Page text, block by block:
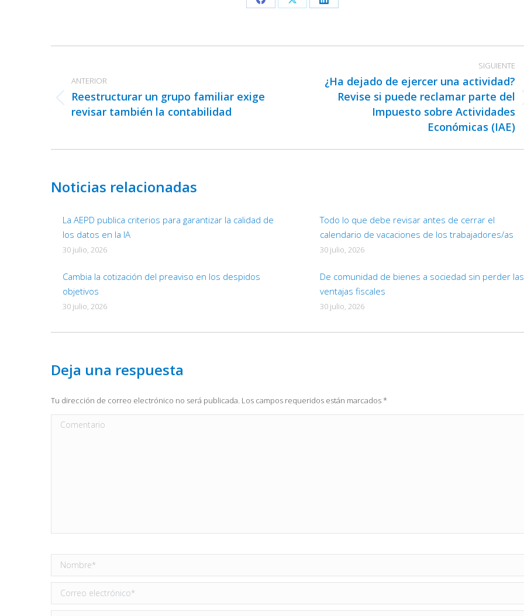
Share
Facebook
Share
X
Share
LinkedIn
entre
publicaciones
ANTERIOR
Publicación
anterior:
Reestructurar un grupo familiar exige
revisar también la contabilidad
SIGUIENTE
Publicación
¿Ha dejado de ejercer una actividad?
Revise si puede reclamar parte del
Impuesto sobre Actividades
Económicas (IAE)
Noticias relacionadas
La AEPD publica criterios para garantizar la calidad de
los datos en la IA
30 julio, 2026
Todo lo que debe revisar antes de cerrar el
calendario de vacaciones de los trabajadores/as
30 julio, 2026
Cambia la cotización del preaviso en los despidos
objetivos
30 julio, 2026
De comunidad de bienes a sociedad sin perder las
ventajas fiscales
30 julio, 2026
Deja una respuesta
Tu dirección de correo electrónico no será publicada. Los campos requeridos están marcados*
Comentario
Nombre *
Correo electrónico *